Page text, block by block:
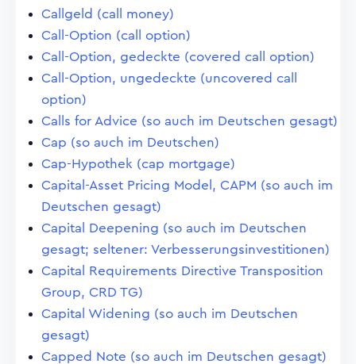
Callgeld (call money)
Call-Option (call option)
Call-Option, gedeckte (covered call option)
Call-Option, ungedeckte (uncovered call
option)
Calls for Advice (so auch im Deutschen gesagt)
Cap (so auch im Deutschen)
Cap-Hypothek (cap mortgage)
Capital-Asset Pricing Model, CAPM (so auch im
Deutschen gesagt)
Capital Deepening (so auch im Deutschen
gesagt; seltener: Verbesserungsinvestitionen)
Capital Requirements Directive Transposition
Group, CRD TG)
Capital Widening (so auch im Deutschen
gesagt)
Capped Note (so auch im Deutschen gesagt)